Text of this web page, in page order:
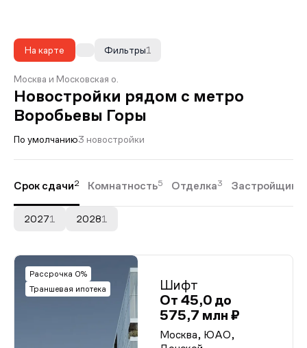
На карте 1
Фильтры
Москва и Московская о.
Новостройки рядом с метро
Воробьевы Горы
По умолчанию3 новостройки
Срок сдачи2 Комнатность5 Отделка3 Застройщики
20271 20281
Рассрочка 0%
Траншевая ипотека
Шифт
От 45,0 до
575,7 млн ₽
Москва, ЮАО,